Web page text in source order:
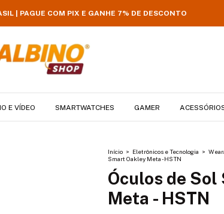
| PAGUE COM PIX E GANHE 7% DE DESCONTO
E VÍDEO SMARTWATCHES GAMER
Início > Eletrônicos e Tecnologia >
Smart Oakley Meta - HSTN
Óculos de
Meta - HSTN